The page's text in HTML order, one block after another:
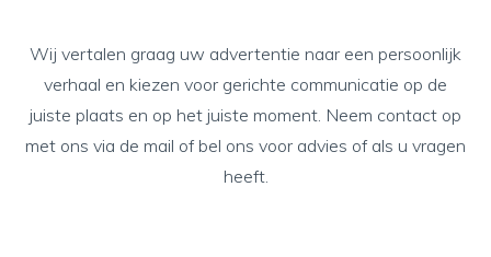
Wij vertalen graag uw advertentie naar een persoonlijk
verhaal en kiezen voor gerichte communicatie op de
juiste plaats en op het juiste moment. Neem contact op
met ons via de mail of bel ons voor advies of als u vragen
heeft.